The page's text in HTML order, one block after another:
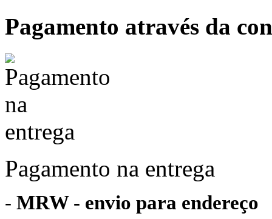
Pagamento através da
Pagamento na entrega
- MRW - envio para endereço